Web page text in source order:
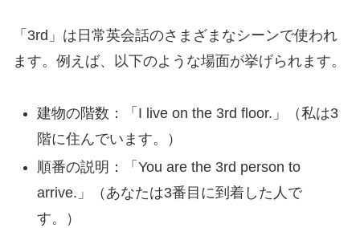
「3rd」は日常英会話のさまざまなシーンで使われ
ます。例えば、以下のような場面が挙げられます。
建物の階数：「I live on the 3rd floor.」（私は3
階に住んでいます。）
順番の説明：「You are the 3rd person to
arrive.」（あなたは3番目に到着した人で
す。）